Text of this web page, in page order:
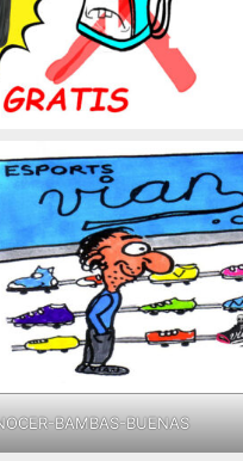
BAMBAS-BUENAS